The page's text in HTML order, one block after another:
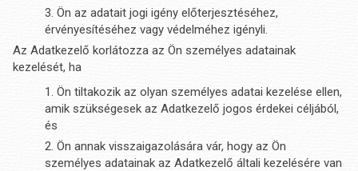
Ön az adatait jogi igény előterjesztéséhez,
érvényesítéséhez vagy védelméhez igényli.
Az Adatkezelő korlátozza az Ön személyes adatainak
kezelését, ha
Ön tiltakozik az olyan személyes adatai kezelése ellen,
amik szükségesek az Adatkezelő jogos érdekei céljából,
és
Ön annak visszaigazolására vár, hogy az Ön
személyes adatainak az Adatkezelő általi kezelésére van